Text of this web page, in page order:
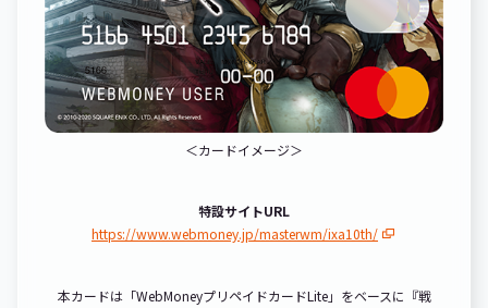
＜カードイメージ＞
特設サイトURL
https://www.webmoney.jp/masterwm/ixa10th/
本カードは「WebMoneyプリペイドカードLite」をベースに『戦